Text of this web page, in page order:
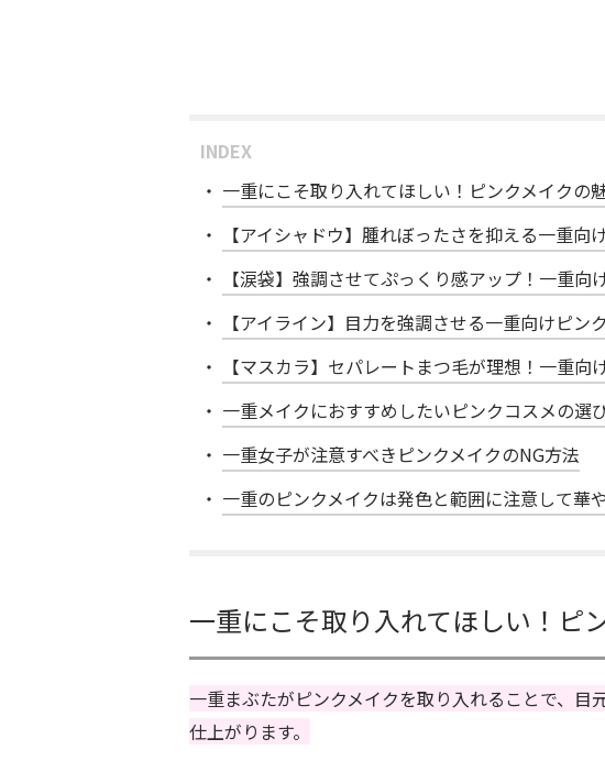
INDEX
一重にこそ取り入れてほしい！ピンクメイクの
【アイシャドウ】腫れぼったさを抑える一重向
【涙袋】強調させてぷっくり感アップ！一重向
【アイライン】目力を強調させる一重向けピン
【マスカラ】セパレートまつ毛が理想！一重向
一重メイクにおすすめしたいピンクコスメの選
一重女子が注意すべきピンクメイクのNG方法
一重のピンクメイクは発色と範囲に注意して華
一重にこそ取り入れてほしい！ピ
一重まぶたがピンクメイクを取り入れることで、目
仕上がります。